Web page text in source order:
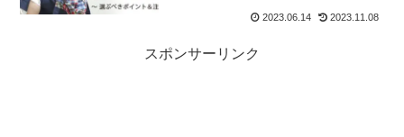
2023.06.14 2023.11.08
スポンサーリンク